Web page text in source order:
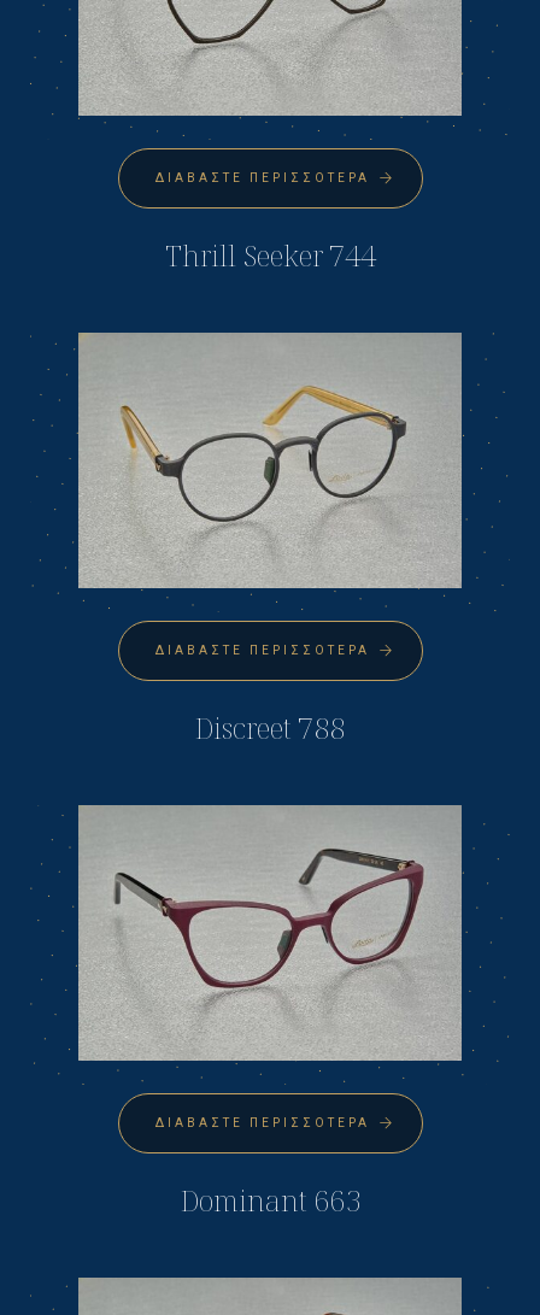
ΔΙΑΒΆΣΤΕ ΠΕΡΙΣΣΌΤΕΡΑ
Thrill Seeker 744
ΔΙΑΒΆΣΤΕ ΠΕΡΙΣΣΌΤΕΡΑ
Discreet 788
ΔΙΑΒΆΣΤΕ ΠΕΡΙΣΣΌΤΕΡΑ
Dominant 663